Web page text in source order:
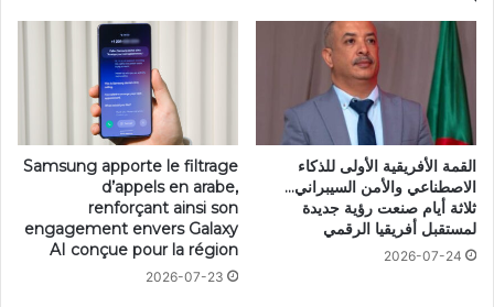
القمة الأفريقية الأولى للذكاء
الاصطناعي والأمن السيبراني…
ثلاثة أيام صنعت رؤية جديدة
لمستقبل أفريقيا الرقمي
2026-07-24
Samsung apporte le filtrage
d’appels en arabe,
renforçant ainsi son
engagement envers Galaxy
AI conçue pour la région
2026-07-23